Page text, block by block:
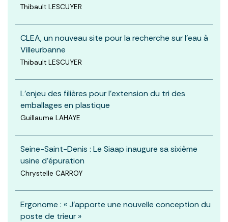
Thibault LESCUYER
CLEA, un nouveau site pour la recherche sur l'eau à
Villeurbanne
Thibault LESCUYER
L'enjeu des filières pour l'extension du tri des
emballages en plastique
Guillaume LAHAYE
Seine-Saint-Denis : Le Siaap inaugure sa sixième
usine d'épuration
Chrystelle CARROY
Ergonome : « J’apporte une nouvelle conception du
poste de trieur »